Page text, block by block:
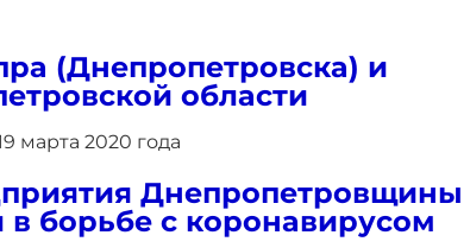
(Днепропетровска) и
области
марта 2020 года
Днепропетровщины
в борьбе с коронавирусом